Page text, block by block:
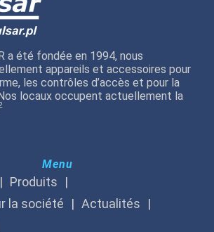
a été fondée en 1994, nous
appareils et accessoires pour
les contrôles d’accès et pour la
locaux occupent actuellement la
Menu
Produits
la société
Actualités